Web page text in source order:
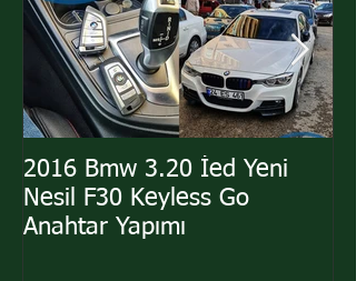
2016 Bmw 3.20 İed Yeni
Nesil F30 Keyless Go
Anahtar Yapımı